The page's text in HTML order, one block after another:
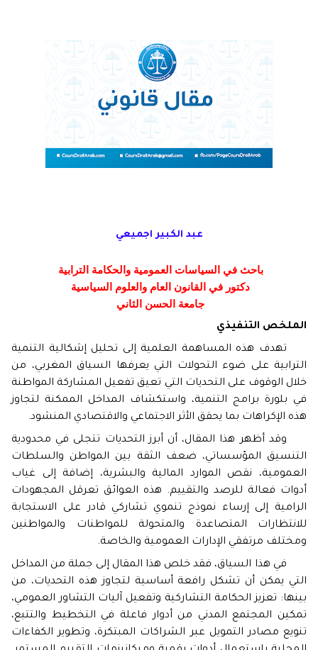
عبد الكبير اجميعي
باحث في السياسات العمومية والحكامة الترابية
دكتور في القانون العام والعلوم السياسية
جامعة الحسن الثاني
الملخص التنفيذي
تهدف هذه المساهمة العلمية إلى تحليل إشكالية التنمية
الترابية على ضوء التحولات التي يعرفها السياق المغربي، من
خلال الوقوف على التحديات التي تعيق تفعيل المشاركة المواطنة
في بلورة برامج التنمية، واستكشاف المداخل الممكنة لتجاوز
هذه الإكراهات بما يحقق الأثر الاجتماعي والاقتصادي المنشود.
وقد أظهر هذا المقال، أن أبرز التحديات تتجلى في محدودية
التنسيق المؤسساتي، ضعف الثقة بين المواطن والسلطات
العمومية، نقص الموارد المالية والبشرية، إضافة إلى غياب
أدوات فعالة للرصد والتقييم. هذه العوائق تعرقل المجهودات
الرامية إلى إرساء نموذج تنموي تشاركي قادر على الاستجابة
للانتظارات المتصاعدة والمتحولة للمواطنات والمواطنين
ومختلف مرتفقي الإدارات العمومية والخاصة.
في هذا السياق، فقد خلص هذا المقال إلى جملة من المداخل
التي يمكن أن تشكل رافعة أساسية لتجاوز هذه التحديات، من
بينها: تعزيز الحكامة التشاركية وتفعيل آليات التشاور العمومي،
تمكين المجتمع المدني من أدوار فاعلة في التخطيط والتتبع،
تنويع مصادر التمويل عبر الشراكات المبتكرة، وتطوير الكفاءات